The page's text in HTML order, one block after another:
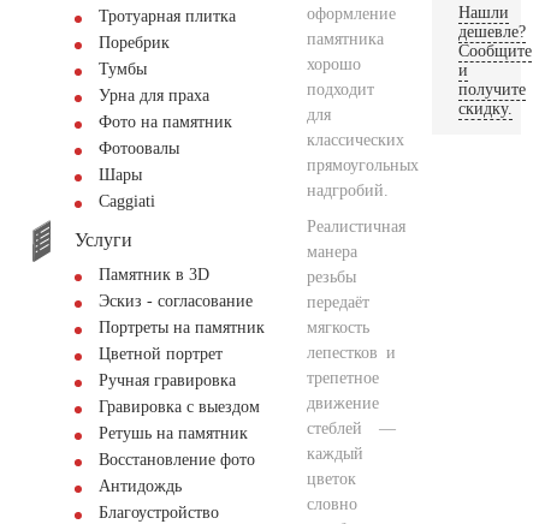
Тротуарная плитка
Поребрик
Тумбы
Урна для праха
Фото на памятник
Фотоовалы
Шары
Сaggiati
Услуги
Памятник в 3D
Эскиз - согласование
Портреты на памятник
Цветной портрет
Ручная гравировка
Гравировка с выездом
Ретушь на памятник
Восстановление фото
Антидождь
Благоустройство
оформление
памятника
хорошо
подходит
для
классических
прямоугольных
надгробий.
Реалистичная
манера
резьбы
передаёт
мягкость
лепестков и
трепетное
движение
стеблей —
каждый
цветок
словно
Нашли
дешевле?
Сообщите
и
получите
скидку.